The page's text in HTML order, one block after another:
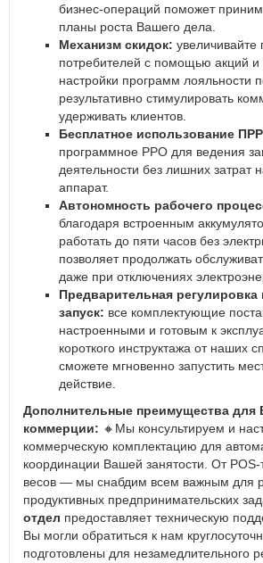
бизнес-операций поможет
планы роста Вашего дела.
Механизм скидок: увеличивайте
потребителей с помощью акций и
настройки программ лояльности
результативно стимулировать
удерживать клиентов.
Бесплатное использование
программное РРО для ведения
деятельности без лишних затрат
аппарат.
Автономность рабочего
благодаря встроенным
работать до пяти часов без
позволяет продолжать
даже при отключениях
Предварительная
запуск: все комплектующие
настроенными и готовым к
короткого инструктажа от наших
сможете мгновенно запустить
действие.
Дополнительные преимущества для
коммерции: 🔸 Мы консультируем и
коммерческую комплектацию для
координации Вашей занятости. От
весов — мы снабдим всем важным для
продуктивных предпринимательских
отдел предоставляет техническую
Вы могли обратиться к нам
подготовлены для незамедлительного